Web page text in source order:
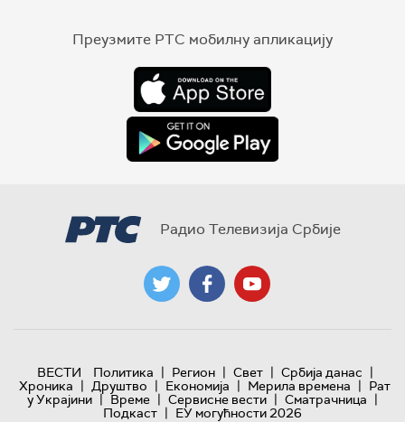
Преузмите РТС мобилну апликацију
Радио Телевизија Србије
ВЕСТИ Политика | Регион | Свет | Србија данас |
Хроника | Друштво | Економија | Мерила времена | Рат
у Украјини | Време | Сервисне вести | Сматрачница |
Подкаст | ЕУ могућности 2026